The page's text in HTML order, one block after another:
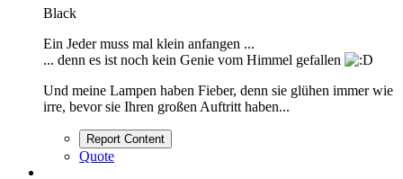
Black
Ein Jeder muss mal klein anfangen ...
... denn es ist noch kein Genie vom Himmel gefallen
Und meine Lampen haben Fieber, denn sie glühen immer wie
irre, bevor sie Ihren großen Auftritt haben...
Report Content
Quote